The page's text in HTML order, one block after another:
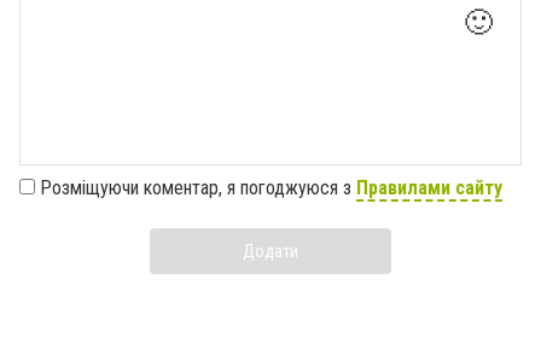
🙂
Розміщуючи коментар, я погоджуюся з Правилами сайту
Додати